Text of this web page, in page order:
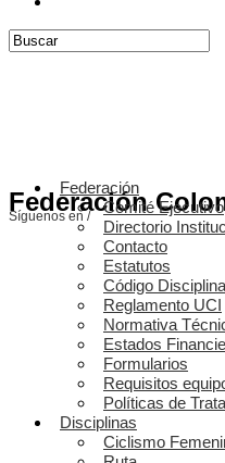
Federación
Síguenos en /
Federación
Comité Ejecutivo
Directorio
Contacto
Estatutos
Código
Reglamento UCI
Normativa
Estados
Formularios
Requisitos
Políticas de
Disciplinas
Ciclismo